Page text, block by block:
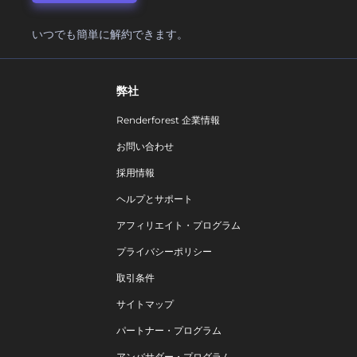
いつでも簡単に解約できます。
弊社
Renderforest 企業情報
お問い合わせ
採用情報
ヘルプとサポート
アフィリエイト・プログラム
プライバシーポリシー
取引条件
サイトマップ
パートナー・プログラム